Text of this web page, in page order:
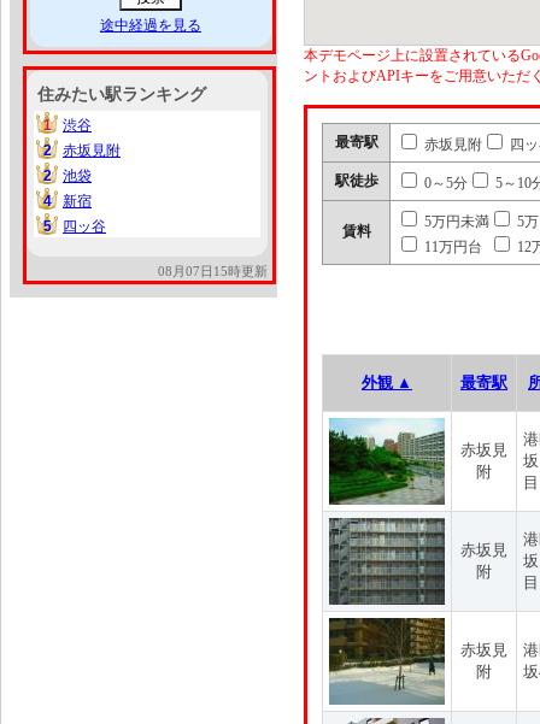
途中経過を見る
住みたい駅ランキング
1
1
渋谷
2
2
赤坂見附
2
2
池袋
4
4
新宿
5
5 四ッ谷
08月07日15時更新
本デモページ上に設置されている
ントおよびAPIキーをご用意いただ
最寄駅 赤坂見附 四
駅徒歩 0～5分 5～10
賃料
5万円未満
5
11万円台
12
外観 ▲ 最寄駅
赤坂見
附
目
赤坂見
附
目
赤坂見
附